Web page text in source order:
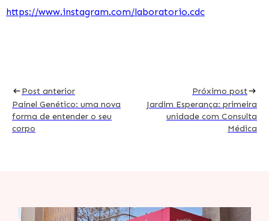
https://www.instagram.com/laboratorio.cdc
Navegação
de
Post
Post anterior
Painel Genético: uma nova
forma de entender o seu
corpo
Próximo post
Jardim Esperança: primeira
unidade com Consulta
Médica